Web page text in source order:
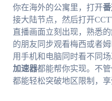
你在海外的公寓里，打开
接大陆节点，然后打开
直播画面立刻出现，熟悉
的朋友同步观看梅西或者
用手机和电脑同时看不同
加速器都能帮你实现。不管
都能轻松突破地区限制，